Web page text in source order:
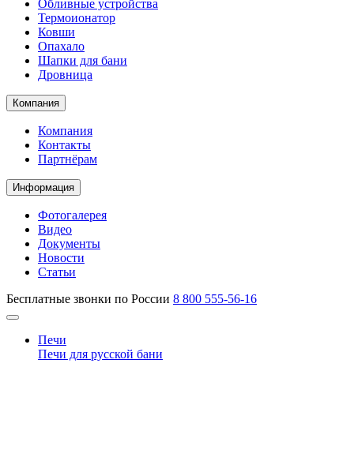
Обливные устройства
Термоионатор
Ковши
Опахало
Шапки для бани
Дровница
Компания
Компания
Контакты
Партнёрам
Информация
Фотогалерея
Видео
Документы
Новости
Статьи
Бесплатные звонки по России 8 800 555-56-16
Печи
Печи для русской бани